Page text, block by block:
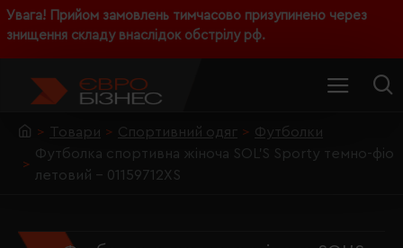
Увага! Прийом замовлень тимчасово призупинено через
знищення складу внаслідок обстрілу рф.
Товари Спортивний одяг
Футболки
Футболка спортивна жіноча SOL'S Sporty темно-фіо
летовий - 01159712XS